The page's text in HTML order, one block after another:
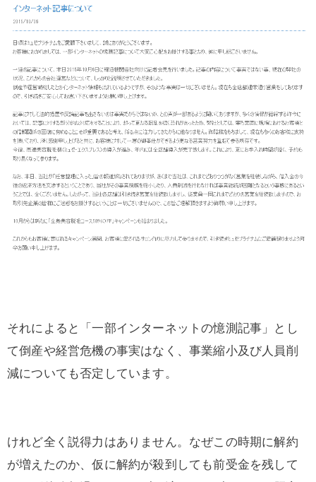
それによると「一部インターネットの憶測記事」とし
て倒産や経営危機の事実はなく、事業縮小及び人員削
減についても否定しています。
けれど全く説得力はありません。なぜこの時期に解約
が増えたのか、仮に解約が殺到しても前受金を残して